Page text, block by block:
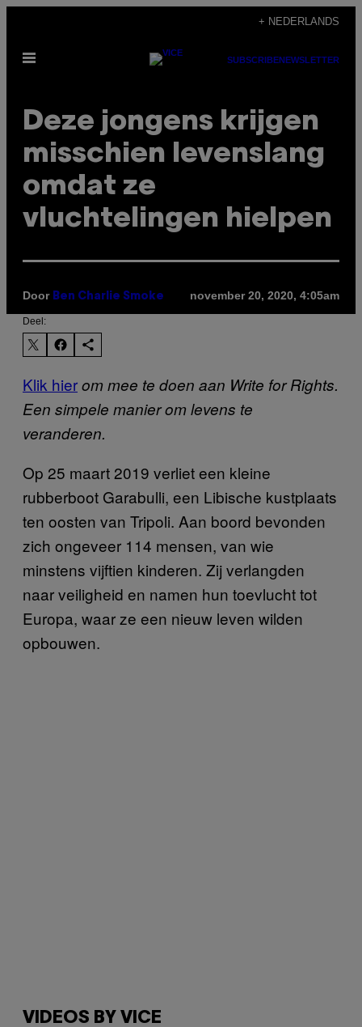
de
+ NEDERLANDS
Open
SUBSCRIBENEWSLETTER
Deze jongens krijgen
misschien levenslang
omdat ze
vluchtelingen hielpen
Door Ben Charlie Smoke november 20, 2020, 4:05am
Deel:
Klik hierom mee te doen aan Write for Rights.
Een simpele manier om levens te
veranderen.
Op 25 maart 2019 verliet een kleine
rubberboot Garabulli, een Libische kustplaats
ten oosten van Tripoli. Aan boord bevonden
zich ongeveer 114 mensen, van wie
minstens vijftien kinderen. Zij verlangden
naar veiligheid en namen hun toevlucht tot
Europa, waar ze een nieuw leven wilden
opbouwen.
VIDEOS BY VICE